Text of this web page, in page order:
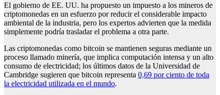
El gobierno de EE. UU. ha propuesto un impuesto a los mineros de
criptomonedas en un esfuerzo por reducir el considerable impacto
ambiental de la industria, pero los expertos advierten que la medida
simplemente podría trasladar el problema a otra parte.
Las criptomonedas como bitcoin se mantienen seguras mediante un
proceso llamado minería, que implica computación intensa y un alto
consumo de electricidad; los últimos datos de la Universidad de
Cambridge sugieren que bitcoin representa 0,69 por ciento de toda
la electricidad utilizada en el mundo.